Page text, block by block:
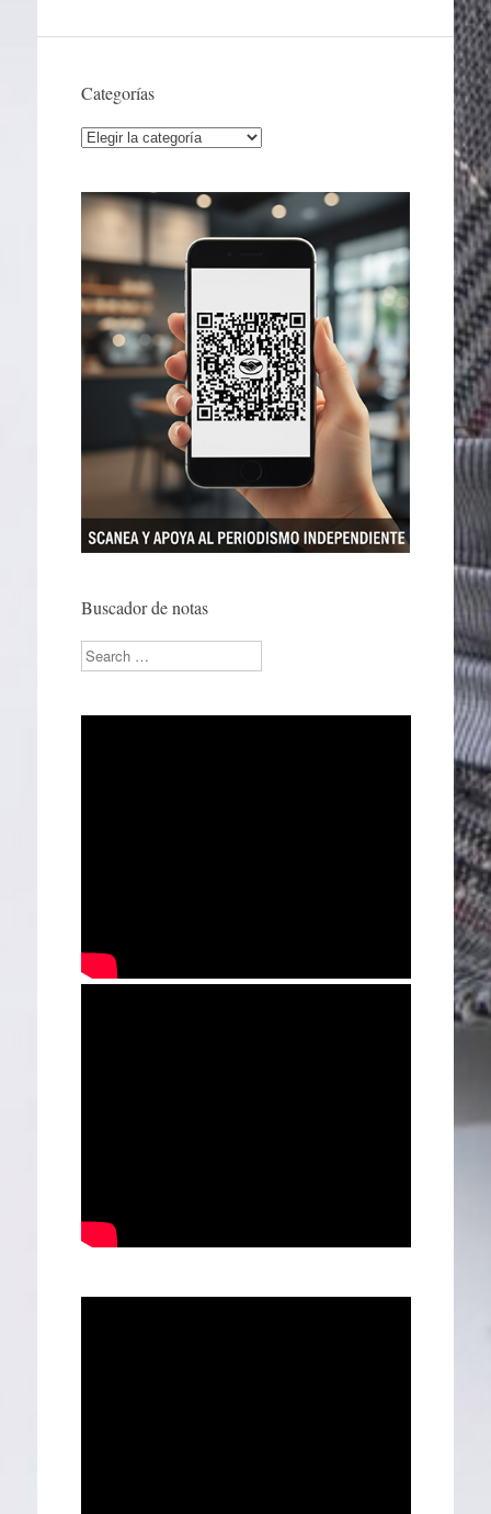
Categorías
Categorías
Buscador de notas
Search